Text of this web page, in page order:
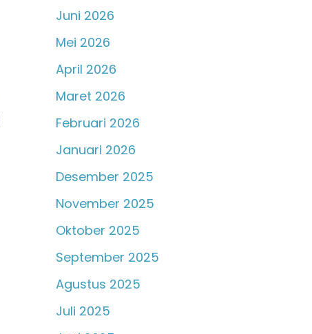
Juni 2026
Mei 2026
April 2026
Maret 2026
Februari 2026
Januari 2026
Desember 2025
November 2025
Oktober 2025
September 2025
Agustus 2025
Juli 2025